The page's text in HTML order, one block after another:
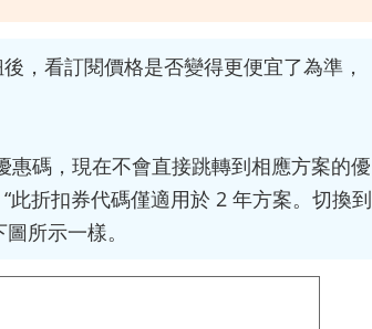
，看訂閱價格是否變得更便宜了為準，
碼，現在不會直接跳轉到相應方案的優
折扣券代碼僅適用於 2 年方案。切換到
所示一樣。